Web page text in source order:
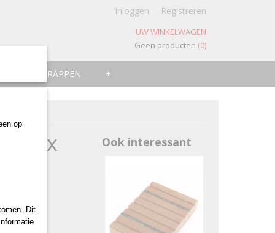
Inloggen Registreren
UW WINKELWAGEN
Geen producten (0)
ZWEMTRAPPEN +
28 x Ook interessant
op
Dit